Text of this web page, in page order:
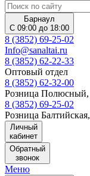
Барнаул
С 09:00 до 18:00
8 (3852) 69-25-02
Info@sanaltai.ru
8 (3852) 62-22-33
Оптовый отдел
8 (3852) 62-32-00
Розница Полюсный,
8 (3852) 69-25-02
Розница
Личный
кабинет
Обратный
звонок
Меню